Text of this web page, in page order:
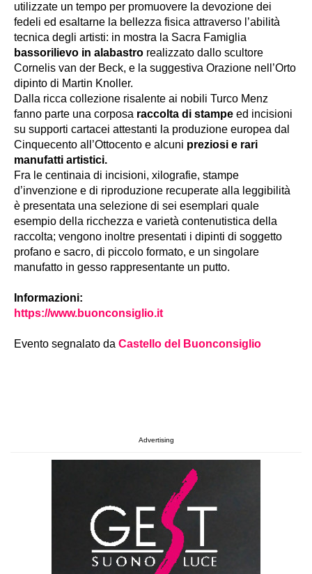
utilizzate un tempo per promuovere la devozione dei
fedeli ed esaltarne la bellezza fisica attraverso l’abilità
tecnica degli artisti: in mostra la Sacra Famiglia
bassorilievo in alabastro realizzato dallo scultore
Cornelis van der Beck, e la suggestiva Orazione nell’Orto
dipinto di Martin Knoller.
Dalla ricca collezione risalente ai nobili Turco Menz
fanno parte una corposa raccolta di stampe ed incisioni
su supporti cartacei attestanti la produzione europea dal
Cinquecento all’Ottocento e alcuni preziosi e rari
manufatti artistici.
Fra le centinaia di incisioni, xilografie, stampe
d’invenzione e di riproduzione recuperate alla leggibilità
è presentata una selezione di sei esemplari quale
esempio della ricchezza e varietà contenutistica della
raccolta; vengono inoltre presentati i dipinti di soggetto
profano e sacro, di piccolo formato, e un singolare
manufatto in gesso rappresentante un putto.
Informazioni:
https://www.buonconsiglio.it
Evento segnalato da Castello del Buonconsiglio
Advertising